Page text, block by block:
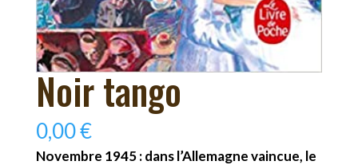
Noir tango
0,00€
Novembre 1945 : dans l’Allemagne vaincue, le